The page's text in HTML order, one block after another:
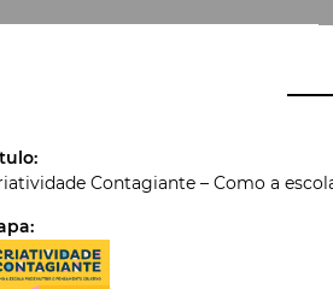
Contagiante – Como a